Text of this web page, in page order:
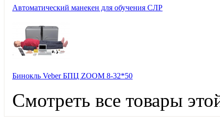
Автоматический манекен для обучения СЛР
Бинокль Veber БПЦ ZOOM 8-32*50
Смотреть все товары